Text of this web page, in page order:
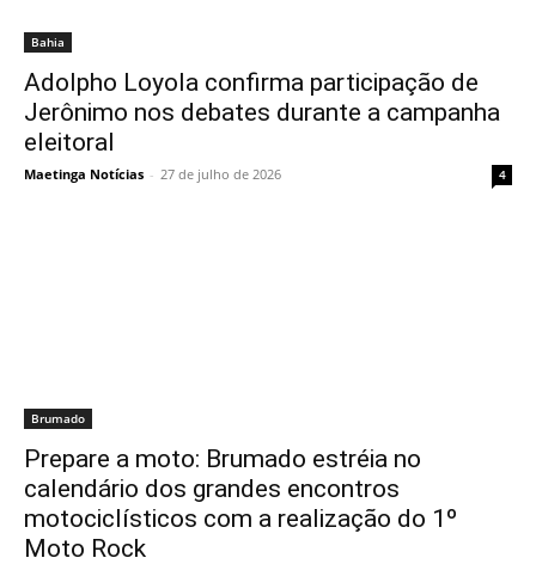
Bahia
Adolpho Loyola confirma participação de
Jerônimo nos debates durante a campanha
eleitoral
Maetinga Notícias - 27 de julho de 2026 4
Brumado
Prepare a moto: Brumado estréia no
calendário dos grandes encontros
motociclísticos com a realização do 1º
Moto Rock